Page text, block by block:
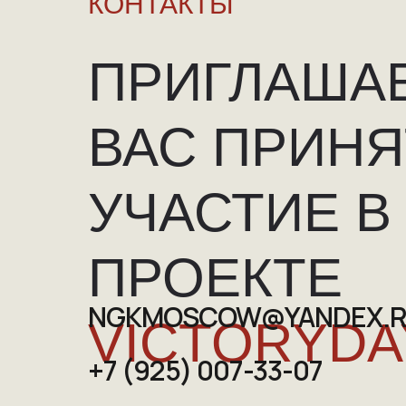
ВАС
УЧАСТИЕ В
ПРОЕКТЕ
+7 (925) 007-33-07